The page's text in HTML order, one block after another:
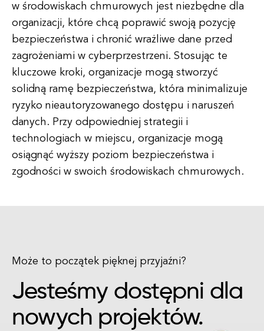
w środowiskach chmurowych jest niezbędne dla
organizacji, które chcą poprawić swoją pozycję
bezpieczeństwa i chronić wrażliwe dane przed
zagrożeniami w cyberprzestrzeni. Stosując te
kluczowe kroki, organizacje mogą stworzyć
solidną ramę bezpieczeństwa, która minimalizuje
ryzyko nieautoryzowanego dostępu i naruszeń
danych. Przy odpowiedniej strategii i
technologiach w miejscu, organizacje mogą
osiągnąć wyższy poziom bezpieczeństwa i
zgodności w swoich środowiskach chmurowych.
Może to początek pięknej przyjaźni?
Jesteśmy dostępni dla
nowych projektów.